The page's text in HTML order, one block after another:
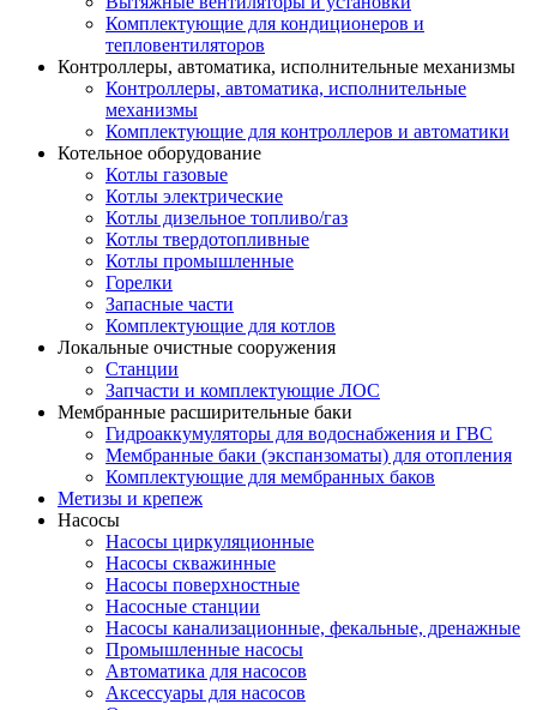
Комплектующие для кондиционеров и
тепловентиляторов
Контроллеры, автоматика, исполнительные механизмы
Контроллеры, автоматика, исполнительные
механизмы
Комплектующие для контроллеров и автоматики
Котельное оборудование
Котлы газовые
Котлы электрические
Котлы дизельное топливо/газ
Котлы твердотопливные
Котлы промышленные
Горелки
Запасные части
Комплектующие для котлов
Локальные очистные сооружения
Станции
Запчасти и комплектующие ЛОС
Мембранные расширительные баки
Гидроаккумуляторы для водоснабжения и ГВС
Мембранные баки (экспанзоматы) для отопления
Комплектующие для мембранных баков
Метизы и крепеж
Насосы
Насосы циркуляционные
Насосы скважинные
Насосы поверхностные
Насосные станции
Насосы канализационные, фекальные, дренажные
Промышленные насосы
Автоматика для насосов
Аксессуары для насосов